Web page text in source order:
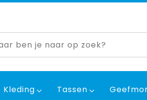
Kleding Tassen